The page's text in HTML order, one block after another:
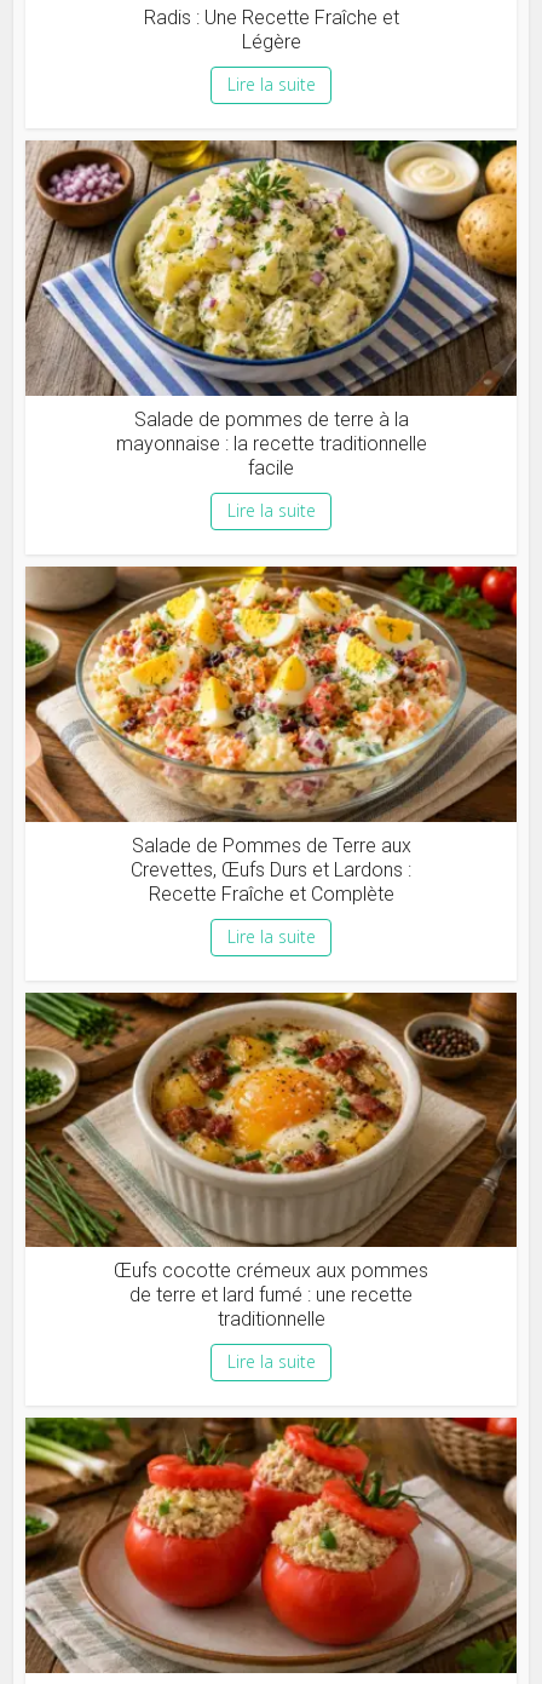
Radis : Une Recette Fraîche et
Légère
Lire la suite
Salade de pommes de terre à la
mayonnaise : la recette traditionnelle
facile
Lire la suite
Salade de Pommes de Terre aux
Crevettes, Œufs Durs et Lardons :
Recette Fraîche et Complète
Lire la suite
Œufs cocotte crémeux aux pommes
de terre et lard fumé : une recette
traditionnelle
Lire la suite